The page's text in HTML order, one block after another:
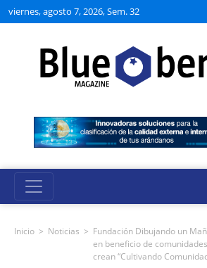
viernes, agosto 7, 2026, Sem. 32
Inicio > Noticias > Fundación Dibujando un
en beneficio de
crean “Cultivando